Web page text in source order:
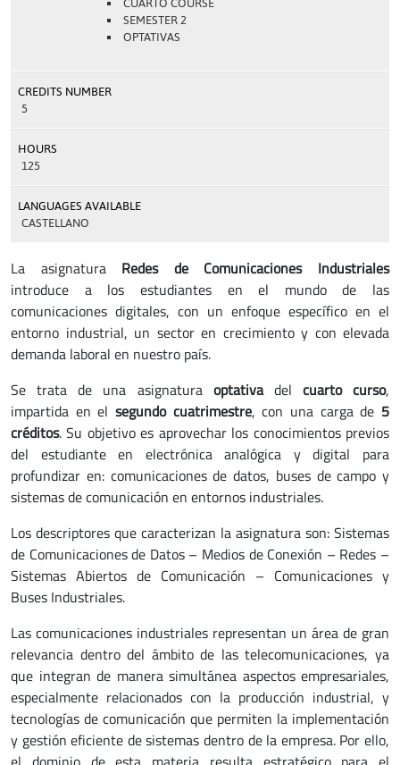
CUARTO COURSE
SEMESTER 2
OPTATIVAS
CREDITS NUMBER
5
HOURS
125
LANGUAGES AVAILABLE
CASTELLANO
La asignatura Redes de Comunicaciones Industriales
introduce a los estudiantes en el mundo de las
comunicaciones digitales, con un enfoque específico en el
entorno industrial, un sector en crecimiento y con elevada
demanda laboral en nuestro país.
Se trata de una asignatura optativadel cuarto curso,
impartida en el segundo cuatrimestre, con una carga de 5
créditos. Su objetivo es aprovechar los conocimientos previos
del estudiante en electrónica analógica y digital para
profundizar en: comunicaciones de datos, buses de campo y
sistemas de comunicación en entornos industriales.
Los descriptores que caracterizan la asignatura son: Sistemas
de Comunicaciones de Datos – Medios de Conexión – Redes –
Sistemas Abiertos de Comunicación – Comunicaciones y
Buses Industriales.
Las comunicaciones industriales representan un área de gran
relevancia dentro del ámbito de las telecomunicaciones, ya
que integran de manera simultánea aspectos empresariales,
especialmente relacionados con la producción industrial, y
tecnologías de comunicación que permiten la implementación
y gestión eficiente de sistemas dentro de la empresa. Por ello,